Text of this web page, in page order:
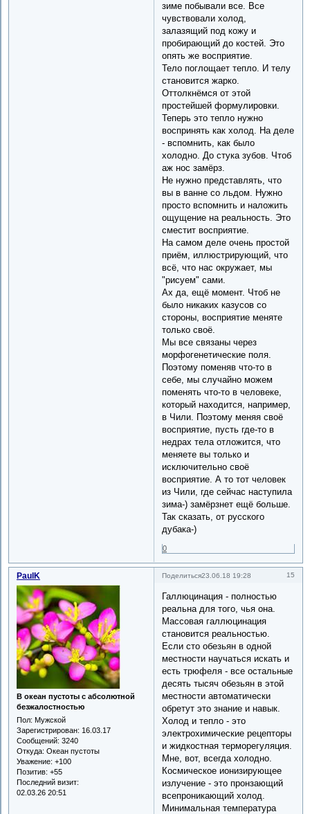
зиме побывали все. Все
чувствовали холод,
залазящий под кожу и
пробирающий до костей. Это
опять же восприятие.
Тело поглощает тепло. И телу
становится жарко.
Оттолкнёмся от этой
простейшей формулировки.
Теперь это тепло нужно
воспринять как холод. На деле
- вспомнить, как было
холодно. До стука зубов. Чтоб
аж нос замёрз.
Не нужно представлять, что
вы в ванне со льдом. Нужно
просто вспомнить и наложить
ощущение на реальность. Это
сместит восприятие.
На самом деле очень простой
приём, иллюстрирующий, что
всё, что нас окружает, мы
"рисуем" сами.
Ах да, ещё момент. Чтоб не
было никаких казусов со
стороны, восприятие меняте
только своё.
Мы все связаны через
морфогенетические поля.
Поэтому поменяв что-то в
себе, мы случайно можем
поменять что-то в человеке,
который находится, например,
в Чили. Поэтому меняя своё
восприятие, пусть где-то в
недрах тела отложится, что
меняете вы только и
исключительно своё
восприятие. А то тот человек
из Чили, где сейчас наступила
зима-) замёрзнет ещё больше.
Так сказать, от русского
дубака-)
0
Поделиться 15
23.06.18 19:28
PaulK
В океан пустоты с абсолютной
безжалостностью
Пол: Мужской
Зарегистрирован: 16.03.17
Сообщений: 3240
Откуда: Океан пустоты
Уважение: +100
Позитив: +55
Последний визит:
02.03.26 20:51
Галлюцинация - полностью
реальна для того, чья она.
Массовая галлюцинация
становится реальностью.
Если сто обезьян в одной
местности научаться искать и
есть трюфеля - все остальные
десять тысяч обезьян в этой
местности автоматически
обретут это знание и навык.
Холод и тепло - это
электрохимические рецепторы
и жидкостная терморегуляция.
Мне, вот, всегда холодно.
Космическое ионизирующее
излучение - это пронзающий
всепроникающий холод.
Минимальная температура